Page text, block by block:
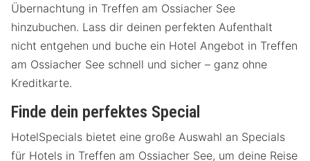
Übernachtung in Treffen am Ossiacher See
hinzubuchen. Lass dir deinen perfekten Aufenthalt
nicht entgehen und buche ein Hotel Angebot in Treffen
am Ossiacher See schnell und sicher – ganz ohne
Kreditkarte.
Finde dein perfektes Special
HotelSpecials bietet eine große Auswahl an Specials
für Hotels in Treffen am Ossiacher See, um deine Reise